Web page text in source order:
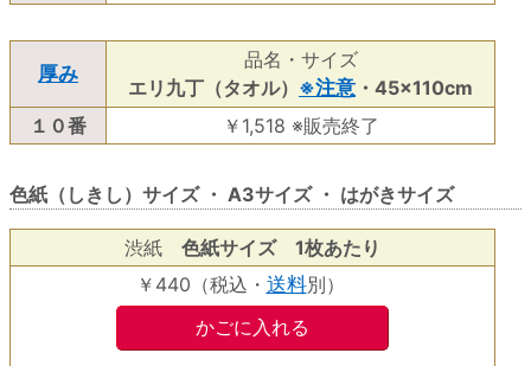
厚み
品名・サイズ
エリ九丁（タオル） ※注意 ・45×110cm
１０番
￥1,518 ※販売終了
色紙 （しきし）サイズ ・ A3サイズ ・ はがきサイズ
渋紙 色紙サイズ 1枚あたり
￥440（税込・ 送料別）